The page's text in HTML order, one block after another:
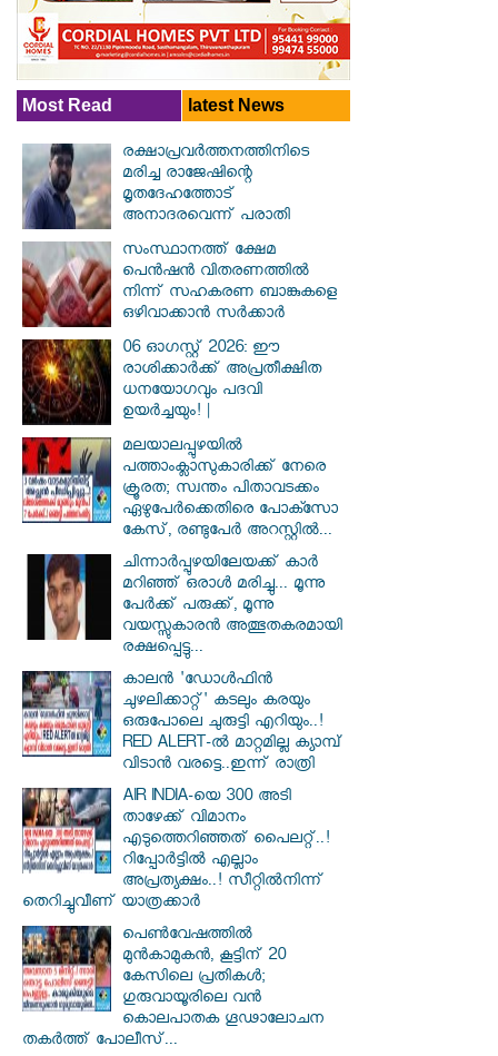
Most Read latest News
രക്ഷാപ്രവര്‍ത്തനത്തിനിടെ
മരിച്ച രാജേഷിന്റെ
മൃതദേഹത്തോട്
അനാദരവെന്ന് പരാതി
സംസ്ഥാനത്ത് ക്ഷേമ
പെൻഷൻ വിതരണത്തിൽ
നിന്ന് സഹകരണ ബാങ്കുകളെ
ഒഴിവാക്കാൻ സർക്കാർ
06 ഓഗസ്റ്റ് 2026: ഈ
രാശിക്കാർക്ക് അപ്രതീക്ഷിത
ധനയോഗവും പദവി
ഉയർച്ചയും! |
മലയാലപ്പുഴയിൽ
പത്താംക്ലാസുകാരിക്ക് നേരെ
ക്രൂരത; സ്വന്തം പിതാവടക്കം
ഏഴുപേർക്കെതിരെ പോക്സോ
കേസ്, രണ്ടുപേർ അറസ്റ്റിൽ...
ചിന്നാർപ്പുഴയിലേയക്ക് കാർ
മറിഞ്ഞ് ഒരാൾ മരിച്ചു... മൂന്നു
പേർക്ക് പരുക്ക്, മൂന്നു
വയസ്സുകാരൻ അത്ഭുതകരമായി
രക്ഷപ്പെട്ടു...
കാലൻ 'ഡോൾഫിൻ
ചുഴലിക്കാറ്റ്' കടലും കരയും
ഒരുപോലെ ചുരുട്ടി എറിയും..!
RED ALERT-ൽ മാറ്റമില്ല ക്യാമ്പ്
വിടാൻ വരട്ടെ..ഇന്ന് രാത്രി
AIR INDIA-യെ 300 അടി
താഴേക്ക് വിമാനം
എടുത്തെറിഞ്ഞത് പൈലറ്റ്..!
റിപ്പോർട്ടിൽ എല്ലാം
അപ്രത്യക്ഷം..! സീറ്റിൽനിന്ന്
തെറിച്ചുവീണ് യാത്രക്കാർ
പെൺവേഷത്തിൽ
മുൻകാമുകൻ, കൂട്ടിന് 20
കേസിലെ പ്രതികൾ;
ഗുരുവായൂരിലെ വൻ
കൊലപാതക ഗൂഢാലോചന
തകർത്ത് പോലീസ്...